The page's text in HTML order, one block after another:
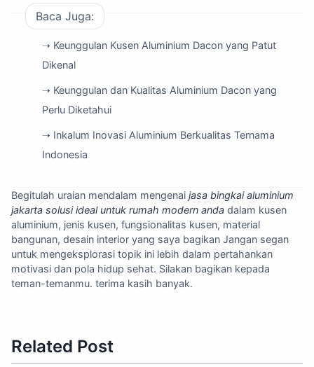
Baca Juga:
➝ Keunggulan Kusen Aluminium Dacon yang Patut
Dikenal
➝ Keunggulan dan Kualitas Aluminium Dacon yang
Perlu Diketahui
➝ Inkalum Inovasi Aluminium Berkualitas Ternama
Indonesia
Begitulah uraian mendalam mengenai jasa bingkai aluminium
jakarta solusi ideal untuk rumah modern anda dalam kusen
aluminium, jenis kusen, fungsionalitas kusen, material
bangunan, desain interior yang saya bagikan Jangan segan
untuk mengeksplorasi topik ini lebih dalam pertahankan
motivasi dan pola hidup sehat. Silakan bagikan kepada
teman-temanmu. terima kasih banyak.
Related Post